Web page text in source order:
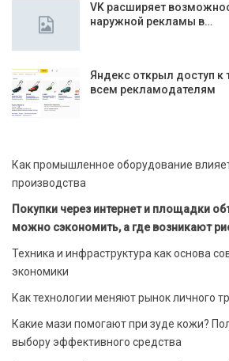
VK расширяет
наружной рекламы в…
Яндекс открыл доступ к
всем рекламодателям
Как промышленное оборудование
производства
Покупки через интернет и площадки
можно сэкономить, а где возникают
Техника и инфраструктура как основа
экономики
Как технологии меняют рынок личного
Какие мази помогают при зуде кожи?
выбору эффективного средства